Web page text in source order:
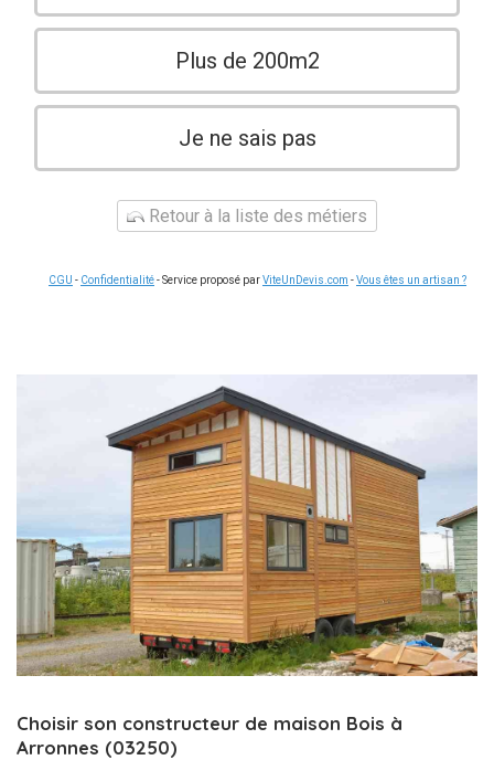
Plus de 200m2
Je ne sais pas
Retour à la liste des métiers
CGU - Confidentialité- Service proposé parViteUnDevis.com -Vous êtes un artisan ?
Choisir son constructeur de maison Bois à
Arronnes (03250)